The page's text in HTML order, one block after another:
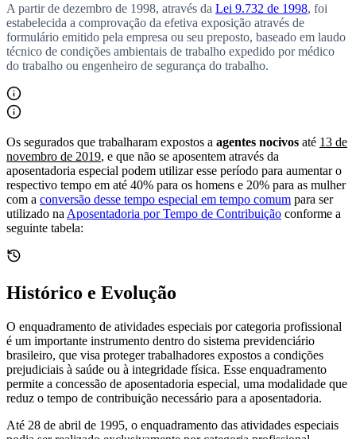
A partir de dezembro de 1998, através da Lei 9.732 de 1998, foi
estabelecida a comprovação da efetiva exposição através de
formulário emitido pela empresa ou seu preposto, baseado em laudo
técnico de condições ambientais de trabalho expedido por médico
do trabalho ou engenheiro de segurança do trabalho.
Os segurados que trabalharam expostos a agentes nocivos até 13 de
novembro de 2019, e que não se aposentem através da
aposentadoria especial podem utilizar esse período para aumentar o
respectivo tempo em até 40% para os homens e 20% para as mulher
com a conversão desse tempo especial em tempo comum para ser
utilizado na Aposentadoria por Tempo de Contribuição conforme a
seguinte tabela:
Histórico e Evolução
O enquadramento de atividades especiais por categoria profissional
é um importante instrumento dentro do sistema previdenciário
brasileiro, que visa proteger trabalhadores expostos a condições
prejudiciais à saúde ou à integridade física. Esse enquadramento
permite a concessão de aposentadoria especial, uma modalidade que
reduz o tempo de contribuição necessário para a aposentadoria.
Até 28 de abril de 1995, o enquadramento das atividades especiais